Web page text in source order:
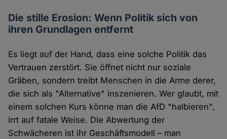
Die stille Erosion: Wenn Politik sich von
ihren Grundlagen entfernt
Es liegt auf der Hand, dass eine solche Politik das
Vertrauen zerstört. Sie öffnet nicht nur soziale
Gräben, sondern treibt Menschen in die Arme derer,
die sich als "Alternative" inszenieren. Wer glaubt, mit
einem solchen Kurs könne man die AfD "halbieren",
irrt auf fatale Weise. Die Abwertung der
Schwächeren ist ihr Geschäftsmodell – man